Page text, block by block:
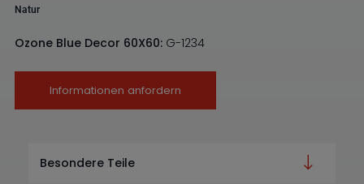
Natur
Ozone Blue Decor 60X60: G-1234
Informationen anfordern
Besondere Teile